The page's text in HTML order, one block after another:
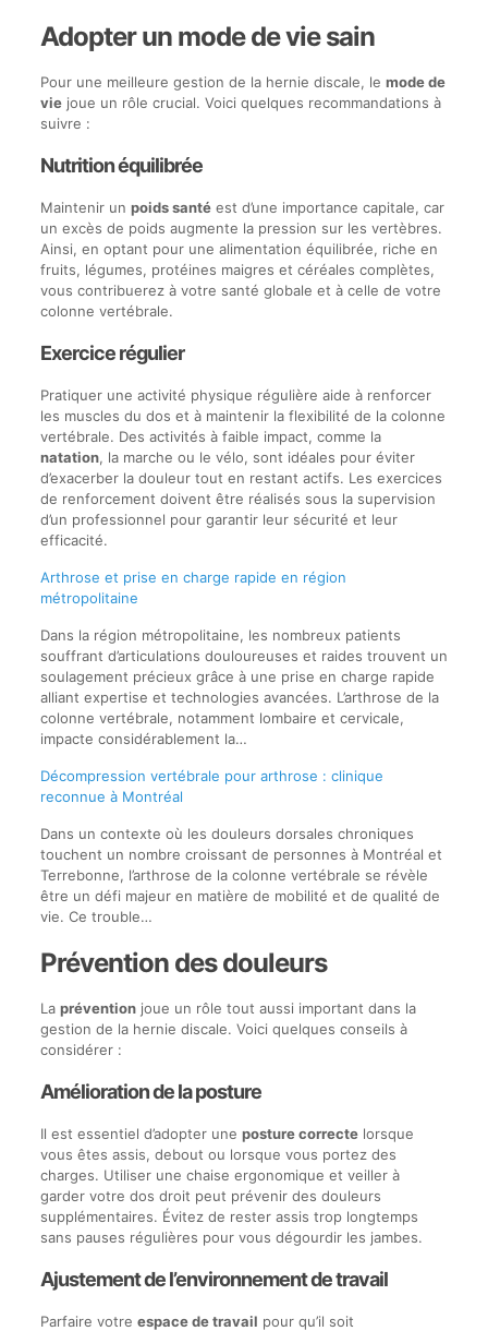
Adopter un mode de vie sain
Pour une meilleure gestion de la hernie discale, le mode de
viejoue un rôle crucial. Voici quelques recommandations à
suivre :
Nutrition équilibrée
Maintenir un poids santéest d’une importance capitale, car
un excès de poids augmente la pression sur les vertèbres.
Ainsi, en optant pour une alimentation équilibrée, riche en
fruits, légumes, protéines maigres et céréales complètes,
vous contribuerez à votre santé globale et à celle de votre
colonne vertébrale.
Exercice régulier
Pratiquer une activité physique régulière aide à renforcer
les muscles du dos et à maintenir la flexibilité de la colonne
vertébrale. Des activités à faible impact, comme la
natation, la marche ou le vélo, sont idéales pour éviter
d’exacerber la douleur tout en restant actifs. Les exercices
de renforcement doivent être réalisés sous la supervision
d’un professionnel pour garantir leur sécurité et leur
efficacité.
Arthrose et prise en charge rapide en région
métropolitaine
Dans la région métropolitaine, les nombreux patients
souffrant d’articulations douloureuses et raides trouvent un
soulagement précieux grâce à une prise en charge rapide
alliant expertise et technologies avancées. L’arthrose de la
colonne vertébrale, notamment lombaire et cervicale,
impacte considérablement la…
Décompression vertébrale pour arthrose : clinique
reconnue à Montréal
Dans un contexte où les douleurs dorsales chroniques
touchent un nombre croissant de personnes à Montréal et
Terrebonne, l’arthrose de la colonne vertébrale se révèle
être un défi majeur en matière de mobilité et de qualité de
vie. Ce trouble…
Prévention des douleurs
La préventionjoue un rôle tout aussi important dans la
gestion de la hernie discale. Voici quelques conseils à
considérer :
Amélioration de la posture
Il est essentiel d’adopter une posture correctelorsque
vous êtes assis, debout ou lorsque vous portez des
charges. Utiliser une chaise ergonomique et veiller à
garder votre dos droit peut prévenir des douleurs
supplémentaires. Évitez de rester assis trop longtemps
sans pauses régulières pour vous dégourdir les jambes.
Ajustement de l’environnement de travail
Parfaire votre espace de travail pour qu’il soit